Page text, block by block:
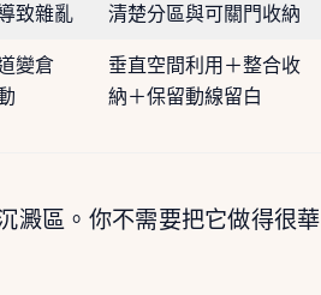
致雜亂
清楚分區與可關門收納
變倉
垂直空間利用＋整合收
納＋保留動線留白
澱區。你不需要把它做得很華